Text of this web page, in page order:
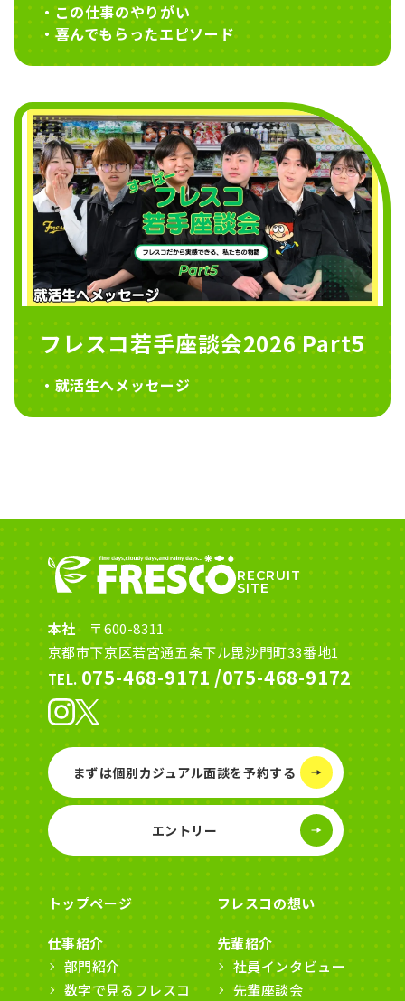
・この仕事のやりがい
・喜んでもらったエピソード
フレスコ若手座談会2026 Part5
・就活生へメッセージ
RECRUIT
SITE
本社 〒600-8311
京都市下京区若宮通五条下ル毘沙門町33番地1
TEL.075-468-9171 /075-468-9172
まずは個別カジュアル面談を予約する
エントリー
トップページ フレスコの想い
仕事紹介
部門紹介
数字で見るフレスコ
先輩紹介
社員インタビュー
先輩座談会